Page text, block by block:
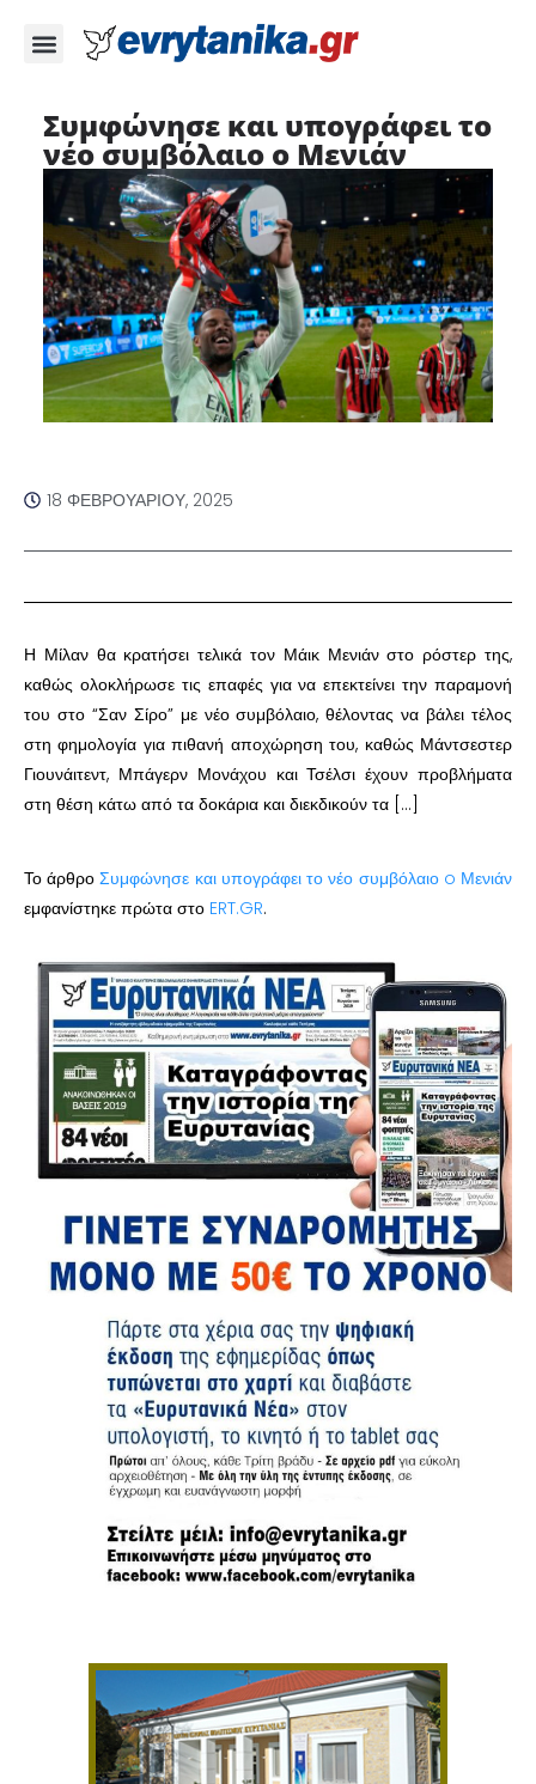
Συμφώνησε και υπογράφει το
νέο συμβόλαιο o Μενιάν
18 ΦΕΒΡΟΥΑΡΊΟΥ, 2025
Η Μίλαν θα κρατήσει τελικά τον Μάικ Μενιάν στο ρόστερ της,
καθώς ολοκλήρωσε τις επαφές για να επεκτείνει την παραμονή
του στο “Σαν Σίρο” με νέο συμβόλαιο, θέλοντας να βάλει τέλος
στη φημολογία για πιθανή αποχώρηση του, καθώς Μάντσεστερ
Γιουνάιτεντ, Μπάγερν Μονάχου και Τσέλσι έχουν προβλήματα
στη θέση κάτω από τα δοκάρια και διεκδικούν τα […]
Το άρθροΣυμφώνησε και υπογράφει το νέο συμβόλαιο o Μενιάν
εμφανίστηκε πρώτα στο ERT.GR.